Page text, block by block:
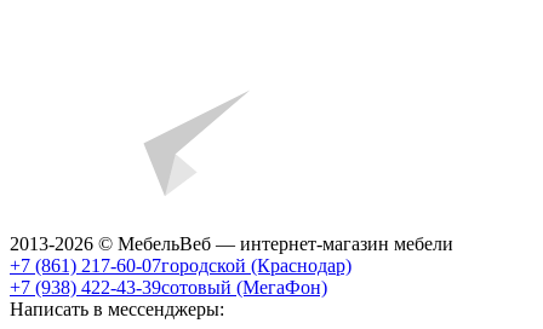
2013-2026 © МебельВеб — интернет-магазин мебели
+7 (861) 217-60-07городской (Краснодар)
+7 (938) 422-43-39сотовый (МегаФон)
Написать в мессенджеры: